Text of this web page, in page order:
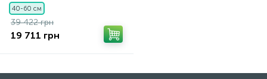
40-60 см
39 422 грн
19 711 грн